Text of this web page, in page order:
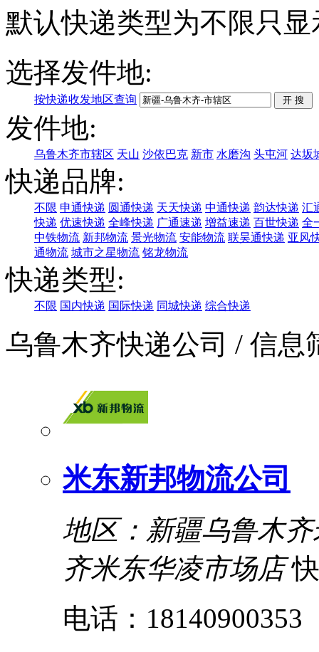
默认快递类型为不限只
选择发件地:
按快递收发地区查询
发件地:
乌鲁木齐市辖区 天山 沙依巴克 新市 水磨沟 头屯河 达坂
快递品牌:
不限 申通快递 圆通快递 天天快递 中通快递 韵达快递 汇
快递 优速快递 全峰快递 广通速递 增益速递 百世快递 全
中铁物流 新邦物流 景光物流 安能物流 联昊通快递 亚风
通物流 城市之星物流 铭龙物流
快递类型:
不限 国内快递 国际快递 同城快递 综合快递
乌鲁木齐快递公司 / 信息
米东新邦物流公司
地区：新疆乌鲁木
齐米东华凌市场店
电话：18140900353